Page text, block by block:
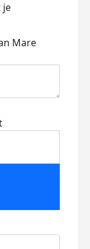
je
Mare